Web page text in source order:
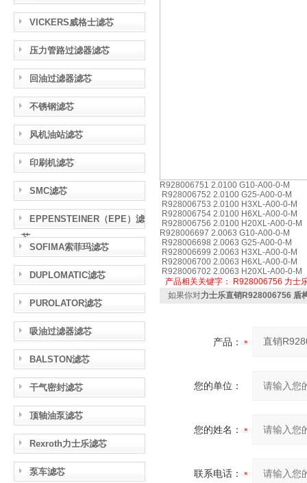
VICKERS威格士滤芯
压力管路过滤器滤芯
回油过滤器滤芯
不锈钢滤芯
风机油站滤芯
印刷机滤芯
SMC滤芯
EPPENSTEINER（EPE）滤
芯
SOFIMA索菲玛滤芯
DUPLOMATIC滤芯
PUROLATOR滤芯
吸油过滤器滤芯
BALSTON滤芯
干气密封滤芯
顶轴油泵滤芯
Rexroth力士乐滤芯
泵车滤芯
R928006751 2.0100 G10-A00-0-M
R928006752 2.0100 G25-A00-0-M
R928006753 2.0100 H3XL-A00-0-M
R928006754 2.0100 H6XL-A00-0-M
R928006756 2.0100 H20XL-A00-0-M
R928006697 2.0063 G10-A00-0-M
R928006698 2.0063 G25-A00-0-M
R928006699 2.0063 H3XL-A00-0-M
R928006700 2.0063 H6XL-A00-0-M
R928006702 2.0063 H20XL-A00-0-M
产品相关关键字：
R928006756 力士
如果你对力士乐直销R928006756 盾
产品：
您的单位：
您的姓名：
联系电话：